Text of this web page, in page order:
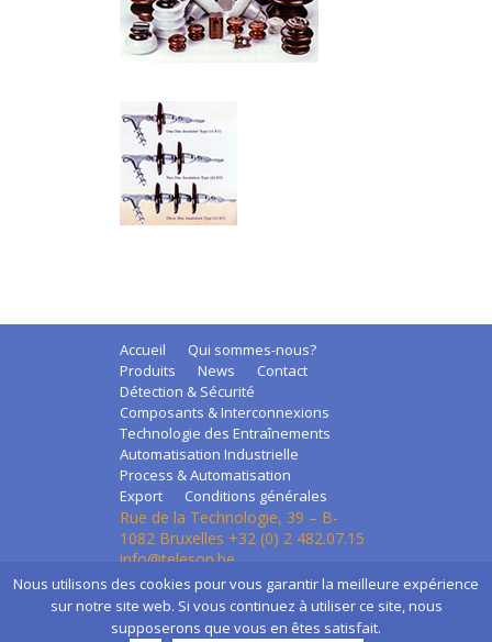
Accueil
Qui sommes-nous?
Produits
News
Contact
Détection & Sécurité
Composants & Interconnexions
Technologie des Entraînements
Automatisation Industrielle
Process & Automatisation
Export
Conditions générales
Rue de la Technologie, 39 – B-
1082 Bruxelles +32 (0) 2 482.07.15
info@teleson.be
Création de sites Internet | ProduWeb
Nous utilisons des cookies pour vous garantir la meilleure expérience
sur notre site web. Si vous continuez à utiliser ce site, nous
supposerons que vous en êtes satisfait.